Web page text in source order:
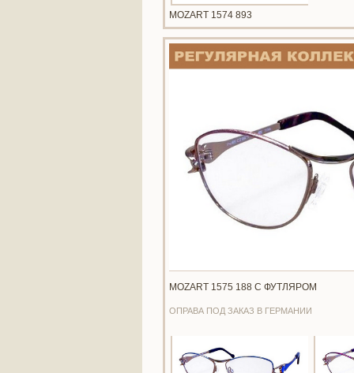
MOZART 1574 893
MOZART 1575 188 С ФУТЛЯРОМ
ОПРАВА ПОД ЗАКАЗ В ГЕРМАНИИ